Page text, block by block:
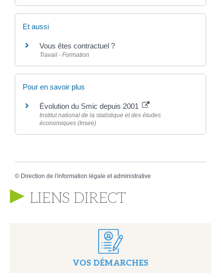
Et aussi
Vous êtes contractuel ?
Travail - Formation
Pour en savoir plus
Évolution du Smic depuis 2001
Institut national de la statistique et des études
économiques (Insee)
© Direction de l'information légale et administrative
LIENS DIRECT
VOS DÉMARCHES